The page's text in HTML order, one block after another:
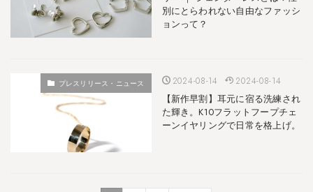
別にとらわれない自由なファッシ
ョンって？
プレスリリース・ニュース 2024-08-14 2024-08-14
【新作早割】耳元に宿る洗練され
た輝き。K10フラットフープチェ
ーンイヤリングで日常を格上げ。